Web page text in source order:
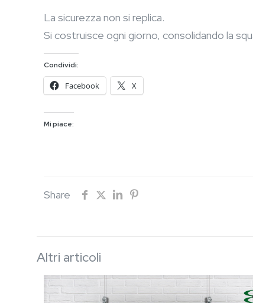
La sicurezza non si replica.
Si costruisce ogni giorno, consolidando la
Condividi:
Facebook X
Mi piace:
Share
Altri articoli